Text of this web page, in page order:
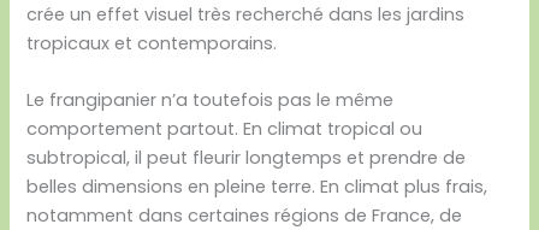
crée un effet visuel très recherché dans les jardins
tropicaux et contemporains.
Le frangipanier n’a toutefois pas le même
comportement partout. En climat tropical ou
subtropical, il peut fleurir longtemps et prendre de
belles dimensions en pleine terre. En climat plus frais,
notamment dans certaines régions de France, de